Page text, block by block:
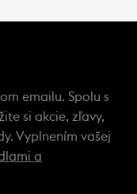
emailu. Spolu s
si akcie, zľavy,
Vyplnením vašej
a